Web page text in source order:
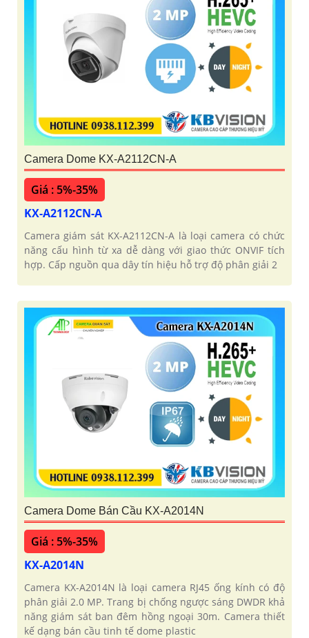
Camera Dome KX-A2112CN-A
Giá : 5%-35%
KX-A2112CN-A
Camera giám sát KX-A2112CN-A là loại camera có chức
năng cấu hình từ xa dễ dàng với giao thức ONVIF tích
hợp. Cấp nguồn qua dây tín hiệu hỗ trợ độ phân giải 2
Camera Dome Bán Cầu KX-A2014N
Giá : 5%-35%
KX-A2014N
Camera KX-A2014N là loại camera RJ45 ống kính có độ
phân giải 2.0 MP. Trang bị chống ngược sáng DWDR khả
năng giám sát ban đêm hồng ngoại 30m. Camera thiết
kế dạng bán cầu tinh tế dome plastic